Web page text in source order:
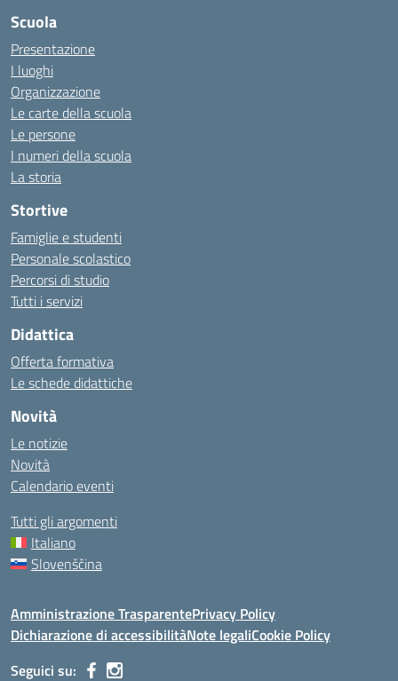
Scuola
Presentazione
I luoghi
Organizzazione
Le carte della scuola
Le persone
I numeri della scuola
La storia
Stortive
Famiglie e studenti
Personale scolastico
Percorsi di studio
Tutti i servizi
Didattica
Offerta formativa
Le schede didattiche
Novità
Le notizie
Novità
Calendario eventi
Tutti gli argomenti
Italiano
Slovenščina
Amministrazione TrasparentePrivacy Policy
Dichiarazione di accessibilitàNote legaliCookie Policy
Seguici su: